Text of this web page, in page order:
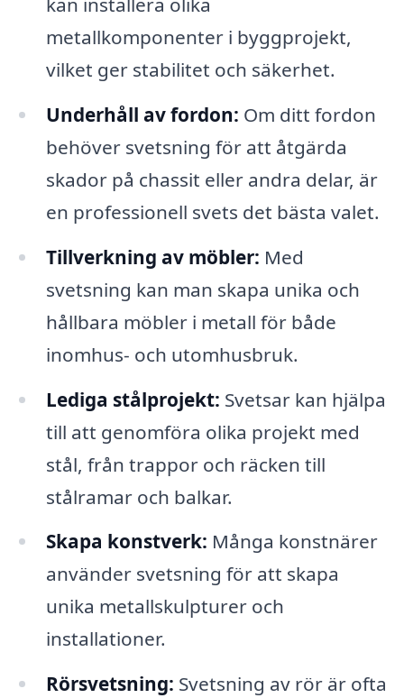
metallkomponenter i byggprojekt,
vilket ger stabilitet och säkerhet.
Underhåll av fordon: Om ditt fordon
behöver svetsning för att åtgärda
skador på chassit eller andra delar, är
en professionell svets det bästa valet.
Tillverkning av möbler: Med
svetsning kan man skapa unika och
hållbara möbler i metall för både
inomhus- och utomhusbruk.
Lediga stålprojekt: Svetsar kan hjälpa
till att genomföra olika projekt med
stål, från trappor och räcken till
stålramar och balkar.
Skapa konstverk: Många konstnärer
använder svetsning för att skapa
unika metallskulpturer och
installationer.
Rörsvetsning: Svetsning av rör är ofta